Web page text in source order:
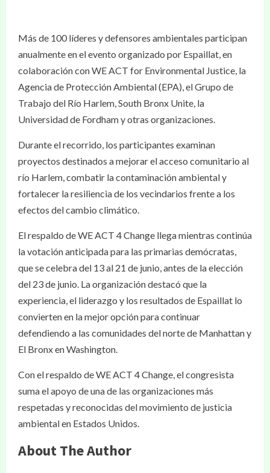
Más de 100 líderes y defensores ambientales participan
anualmente en el evento organizado por Espaillat, en
colaboración con WE ACT for Environmental Justice, la
Agencia de Protección Ambiental (EPA), el Grupo de
Trabajo del Río Harlem, South Bronx Unite, la
Universidad de Fordham y otras organizaciones.
Durante el recorrido, los participantes examinan
proyectos destinados a mejorar el acceso comunitario al
río Harlem, combatir la contaminación ambiental y
fortalecer la resiliencia de los vecindarios frente a los
efectos del cambio climático.
El respaldo de WE ACT 4 Change llega mientras continúa
la votación anticipada para las primarias demócratas,
que se celebra del 13 al 21 de junio, antes de la elección
del 23 de junio. La organización destacó que la
experiencia, el liderazgo y los resultados de Espaillat lo
convierten en la mejor opción para continuar
defendiendo a las comunidades del norte de Manhattan y
El Bronx en Washington.
Con el respaldo de WE ACT 4 Change, el congresista
suma el apoyo de una de las organizaciones más
respetadas y reconocidas del movimiento de justicia
ambiental en Estados Unidos.
About The Author